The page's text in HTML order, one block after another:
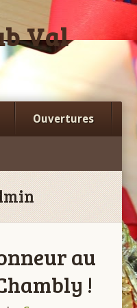
Val
Ouvertures
au
!